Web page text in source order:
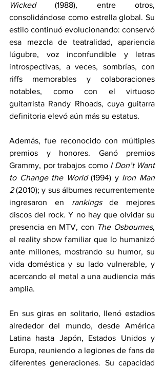
Wicked (1988), entre otros,
consolidándose como estrella global. Su
estilo continuó evolucionando: conservó
esa mezcla de teatralidad, apariencia
lúgubre, voz inconfundible y letras
introspectivas, a veces, sombrías, con
riffs memorables y colaboraciones
notables, como con el virtuoso
guitarrista Randy Rhoads, cuya guitarra
definitoria elevó aún más su estatus.
Además, fue reconocido con múltiples
premios y honores. Ganó premios
Grammy, por trabajos como I Don’t Want
to Change the World (1994) y Iron Man
2 (2010); y sus álbumes recurrentemente
ingresaron en rankings de mejores
discos del rock. Y no hay que olvidar su
presencia en MTV, con The Osbournes,
el reality show familiar que lo humanizó
ante millones, mostrando su humor, su
vida doméstica y su lado vulnerable, y
acercando el metal a una audiencia más
amplia.
En sus giras en solitario, llenó estadios
alrededor del mundo, desde América
Latina hasta Japón, Estados Unidos y
Europa, reuniendo a legiones de fans de
diferentes generaciones. Su capacidad